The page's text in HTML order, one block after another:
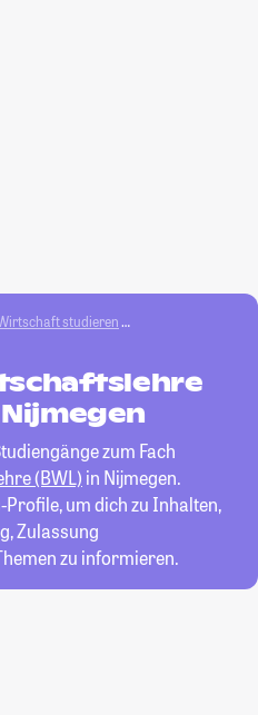
studieren
zum Fach
(BWL) in Nijmegen.
um dich zu Inhalten,
Zulassung
zu informieren.